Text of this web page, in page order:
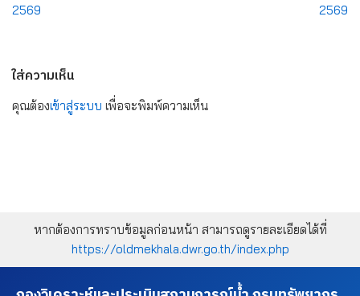
2569
2569
ใส่ความเห็น
คุณต้องเข้าสู่ระบบ เพื่อจะพิมพ์ความเห็น
หากต้องการทราบข้อมูลก่อนหน้า สามารถดูรายละเอียดได้ที่
https://oldmekhala.dwr.go.th/index.php